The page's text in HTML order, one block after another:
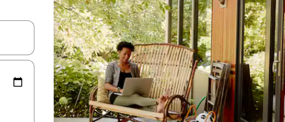
vers le haut et vers le bas pour les parcourir ou en appuyant et en